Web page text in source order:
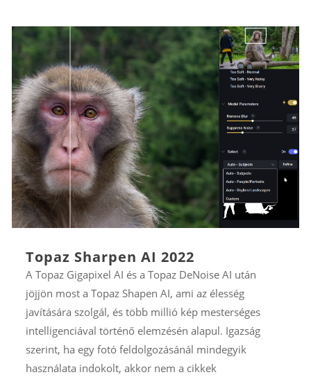
Topaz Sharpen AI 2022
A Topaz Gigapixel AI és a Topaz DeNoise AI után
jöjjön most a Topaz Shapen AI, ami az élesség
javítására szolgál, és több millió kép mesterséges
intelligenciával történő elemzésén alapul. Igazság
szerint, ha egy fotó feldolgozásánál mindegyik
használata indokolt, akkor nem a cikkek